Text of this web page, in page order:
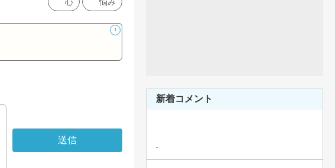
1
新着コメント
-